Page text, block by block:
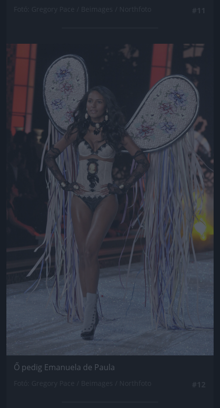
Jön még kép!
Ő pedig Emanuela de Paula